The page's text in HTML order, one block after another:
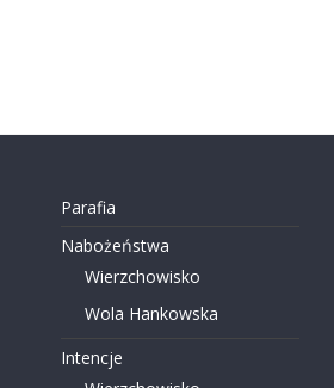
Parafia
Nabożeństwa
Wierzchowisko
Wola Hankowska
Intencje